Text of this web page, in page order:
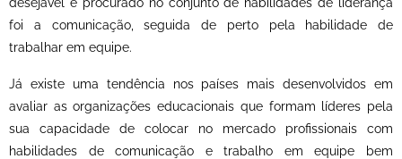
foi a comunicação, seguida de perto pela habilidade de
trabalhar em equipe.
Já existe uma tendência nos países mais desenvolvidos em
avaliar as organizações educacionais que formam líderes pela
sua capacidade de colocar no mercado profissionais com
habilidades de comunicação e trabalho em equipe bem